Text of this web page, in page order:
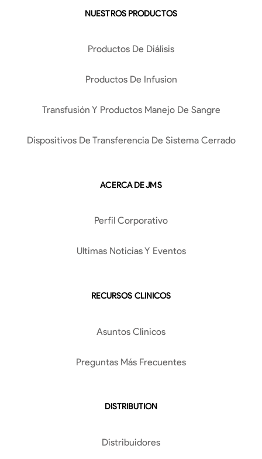
NUESTROS PRODUCTOS
Productos De Diálisis
Productos De Infusion
Transfusión Y Productos Manejo De Sangre
Dispositivos De Transferencia De Sistema Cerrado
ACERCA DE JMS
Perfil Corporativo
Ultimas Noticias Y Eventos
RECURSOS CLINICOS
Asuntos Clinicos
Preguntas Más Frecuentes
DISTRIBUTION
Distribuidores